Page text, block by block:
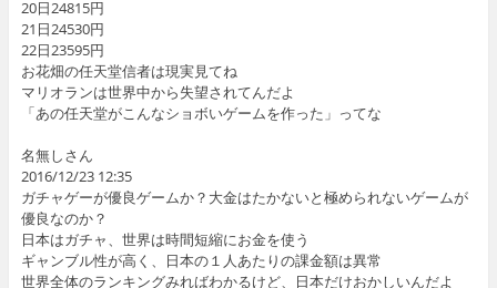
20日24815円
21日24530円
22日23595円
お花畑の任天堂信者は現実見てね
マリオランは世界中から失望されてんだよ
「あの任天堂がこんなショボいゲームを作った」ってな
名無しさん
2016/12/23 12:35
ガチャゲーが優良ゲームか？大金はたかないと極められないゲームが
優良なのか？
日本はガチャ、世界は時間短縮にお金を使う
ギャンブル性が高く、日本の１人あたりの課金額は異常
世界全体のランキングみればわかるけど、日本だけおかしいんだよ